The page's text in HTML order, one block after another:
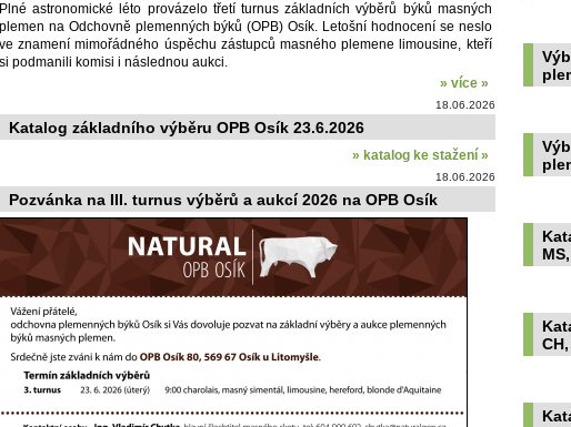
Plné astronomické léto provázelo třetí turnus základních výběrů býků masných
plemen na Odchovně plemenných býků (OPB) Osík. Letošní hodnocení se neslo
ve znamení mimořádného úspěchu zástupců masného plemene limousine, kteří
si podmanili komisi i následnou aukci.
» více »
18.06.2026
Katalog základního výběru OPB Osík 23.6.2026
» katalog ke stažení »
18.06.2026
Pozvánka na III. turnus výběrů a aukcí 2026 na OPB Osík